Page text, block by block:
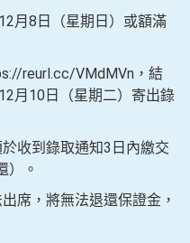
月8日（星期日）或額滿
reurl.cc/VMdMVn，結
月10日（星期二）寄出錄
收到錄取通知3日內繳交
）。
席，將無法退還保證金，